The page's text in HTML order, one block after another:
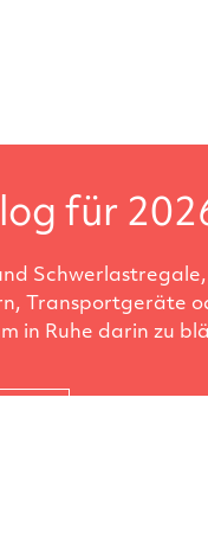
für
Transportgeräte
in Ruhe darin zu